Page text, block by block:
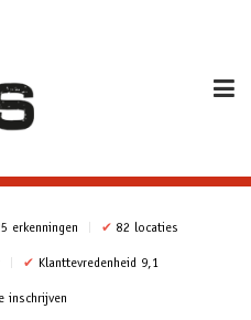
erkenningen ✔ 82 locaties
✔ Klanttevredenheid 9,1
inschrijven